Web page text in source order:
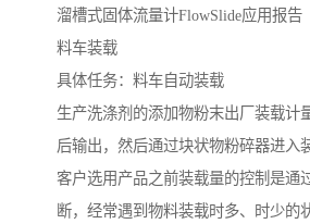
溜槽式固体流量计FlowSlide应用报告
料车装载
具体任务：料车自动装载
生产洗涤剂的添加物粉末出厂装载计
后输出，然后通过块状物粉碎器进入
客户选用产品之前装载量的控制是通
断，经常遇到物料装载时多、时少的